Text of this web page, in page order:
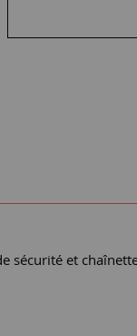
sécurité et